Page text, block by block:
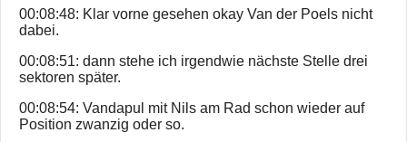
00:08:48: Klar vorne gesehen okay Van der Poels nicht
dabei.
00:08:51: dann stehe ich irgendwie nächste Stelle drei
sektoren später.
00:08:54: Vandapul mit Nils am Rad schon wieder auf
Position zwanzig oder so.